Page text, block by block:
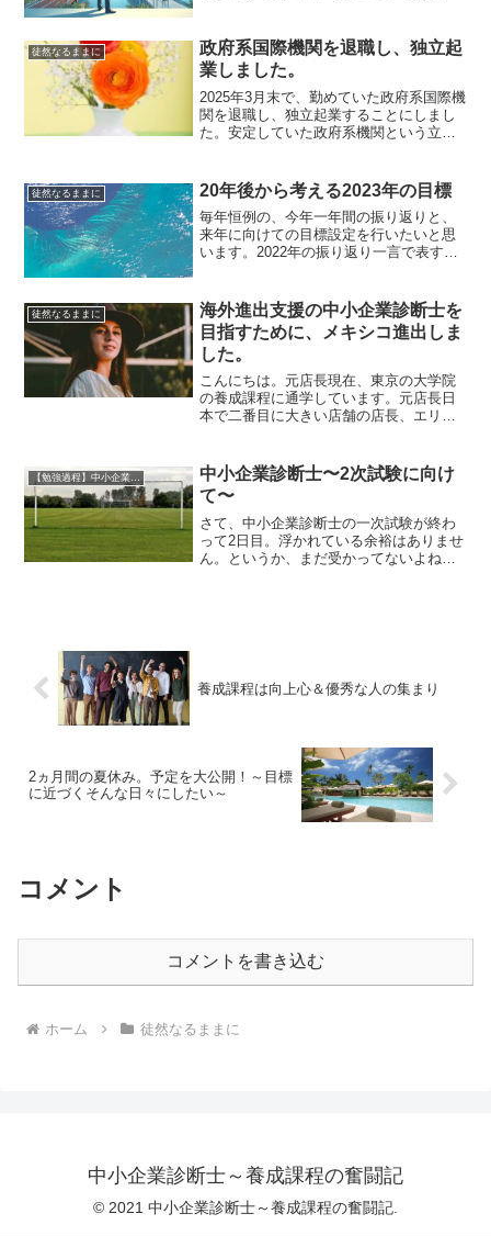
検討する方法や、ある時期の未来（数年
後）を想像してそこから...
徒然なるままに
政府系国際機関を退職し、独立起
業しました。
2025年3月末で、勤めていた政府系国際機
関を退職し、独立起業することにしまし
た。安定していた政府系機関という立場
2025年3月末をもって、約2年間勤めた公
的機関を退職...
徒然なるままに 20年後から考える2023年の目標
毎年恒例の、今年一年間の振り返りと、
来年に向けての目標設定を行いたいと思
います。2022年の振り返り一言で表すな
題と格闘大使館でのインターンメキシコ
から商品の輸入・...
徒然なるままに
海外進出支援の中小企業診断士を
目指すために、メキシコ進出しま
した。
こんにちは。元店長現在、東京の大学院
の養成課程に通学しています。元店長日
本で二番目に大きい店舗の店長、エリア
す。大学時代にメキシコに交換留学し、
独立後は診断士としてメキシ...
【勉強過程】中小企業企業診断士
中小企業診断士〜2次試験に向け
て〜
さて、中小企業診断士の一次試験が終わ
って2日目。浮かれている余裕はありませ
ん。というか、まだ受かってないよね、
養成課程は向上心＆優秀な人の集まり
2ヵ月間の夏休み。予定を大公開！～目標
に近づくそんな日々にしたい～
コメント
コメントを書き込む
ホーム 徒然なるままに
中小企業診断士～養成課程の奮闘記
© 2021 中小企業診断士～養成課程の奮闘記.